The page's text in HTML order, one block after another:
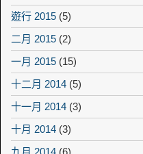
遊行 2015 (5)
二月 2015 (2)
一月 2015 (15)
十二月 2014 (5)
十一月 2014 (3)
十月 2014 (3)
九月 2014 (6)